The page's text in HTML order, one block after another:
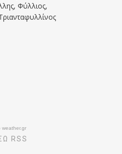
Φύλλιος,
weather.gr
RSS